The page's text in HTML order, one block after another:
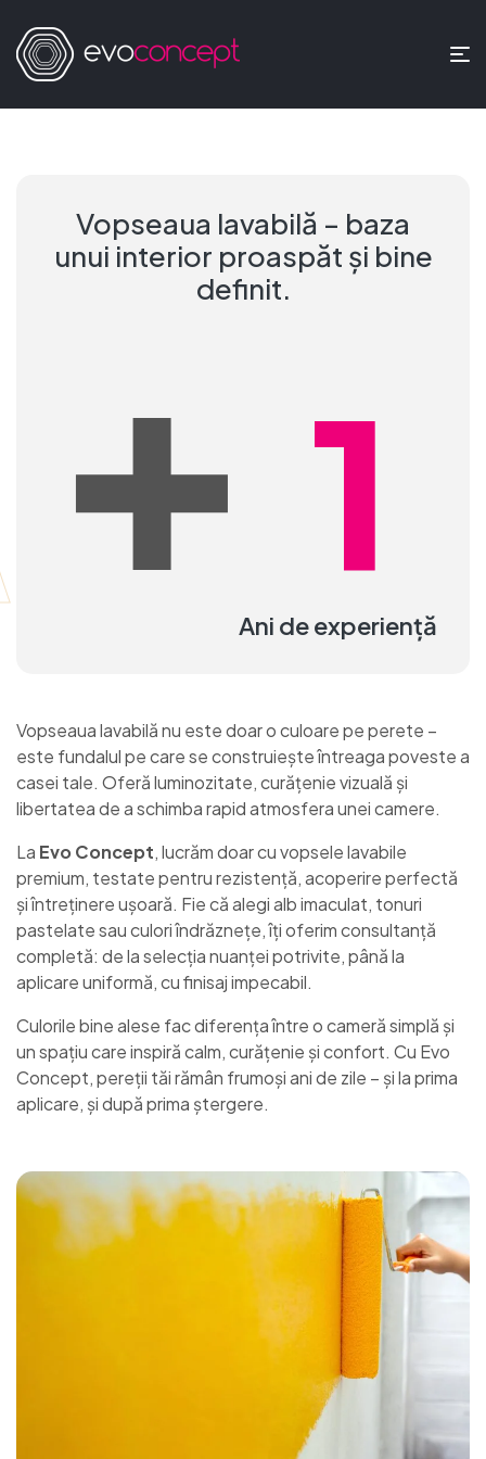
Vopseaua lavabilă – baza
unui interior proaspăt și bine
definit.
+ 1
Ani de experiență
Vopseaua lavabilă nu este doar o culoare pe perete –
este fundalul pe care se construiește întreaga poveste a
casei tale. Oferă luminozitate, curățenie vizuală și
libertatea de a schimba rapid atmosfera unei camere.
La Evo Concept, lucrăm doar cu vopsele lavabile
premium, testate pentru rezistență, acoperire perfectă
și întreținere ușoară. Fie că alegi alb imaculat, tonuri
pastelate sau culori îndrăznețe, îți oferim consultanță
completă: de la selecția nuanței potrivite, până la
aplicare uniformă, cu finisaj impecabil.
Culorile bine alese fac diferența între o cameră simplă și
un spațiu care inspiră calm, curățenie și confort. Cu Evo
Concept, pereții tăi rămân frumoși ani de zile – și la prima
aplicare, și după prima ștergere.